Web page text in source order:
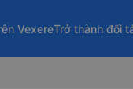
VexereTrở thành đối